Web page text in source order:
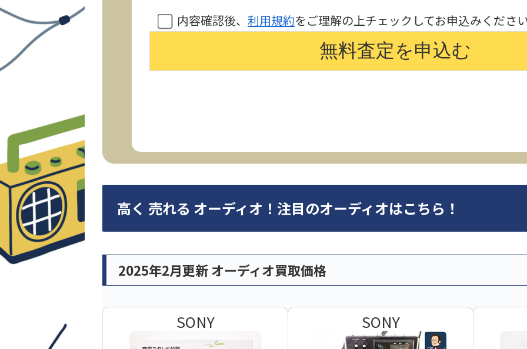
内容確認後、 利用規約をご理解の上チェックしてお申込みくださ
高く 売れる オーディオ！注目のオーディオはこちら！
2025年2月更新 オーディオ買取価格
SONY SONY